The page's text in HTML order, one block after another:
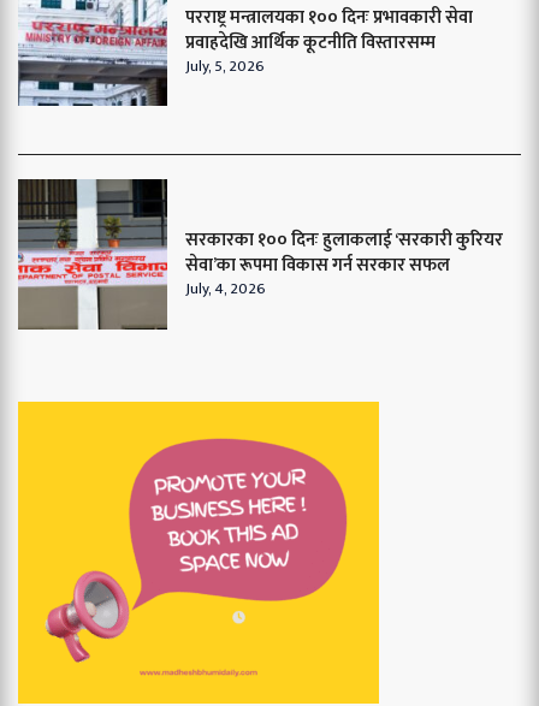
परराष्ट्र मन्त्रालयका १०० दिनः प्रभावकारी सेवा
प्रवाहदेखि आर्थिक कूटनीति विस्तारसम्म
July, 5, 2026
सरकारका १०० दिनः हुलाकलाई ‘सरकारी कुरियर
सेवा’का रूपमा विकास गर्न सरकार सफल
July, 4, 2026